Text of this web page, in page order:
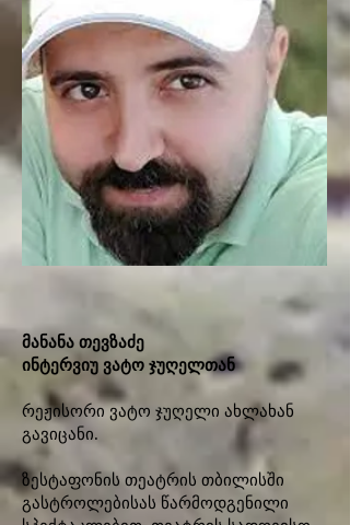
მანანა თევზაძე
ინტერვიუ ვატო ჯუღელთან
რეჟისორი ვატო ჯუღელი ახლახან
გავიცანი.
ზესტაფონის თეატრის თბილისში
გასტროლებისას წარმოდგენილი